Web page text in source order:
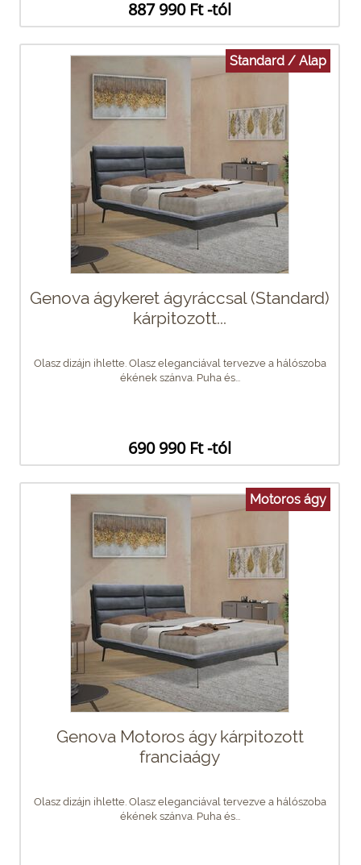
887 990 Ft -tól
Standard / Alap
Genova ágykeret ágyráccsal (Standard)
kárpitozott...
Olasz dizájn ihlette. Olasz eleganciával tervezve a hálószoba
ékének szánva. Puha és...
690 990 Ft -tól
Motoros ágy
Genova Motoros ágy kárpitozott
franciaágy
Olasz dizájn ihlette. Olasz eleganciával tervezve a hálószoba
ékének szánva. Puha és...